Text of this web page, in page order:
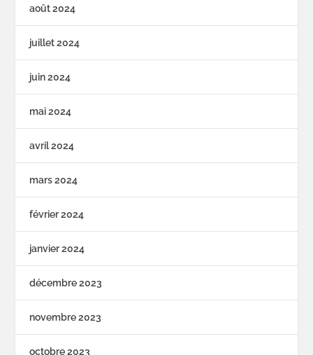
août 2024
juillet 2024
juin 2024
mai 2024
avril 2024
mars 2024
février 2024
janvier 2024
décembre 2023
novembre 2023
octobre 2023